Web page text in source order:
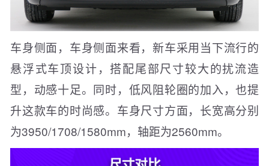
车身侧面，车身侧面来看，新车采用当下流行的
悬浮式车顶设计，搭配尾部尺寸较大的扰流造
型，动感十足。同时，低风阻轮圈的加入，也提
升这款车的时尚感。车身尺寸方面，长宽高分别
为3950/1708/1580mm，轴距为2560mm。